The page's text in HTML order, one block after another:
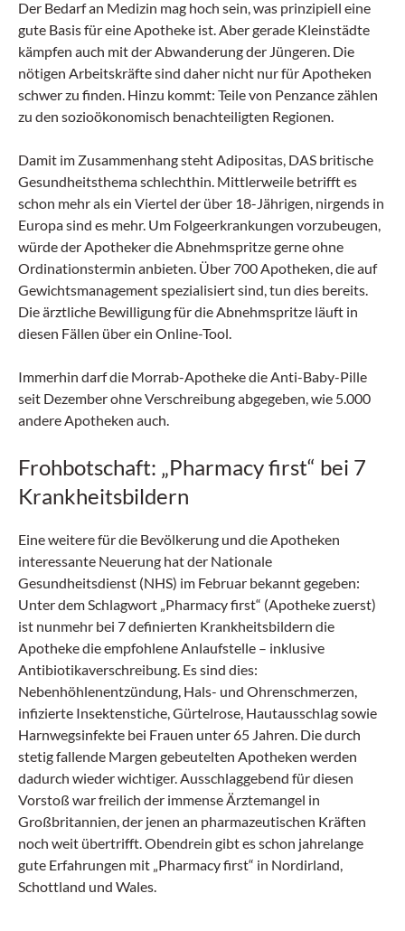
Der Bedarf an Medizin mag hoch sein, was prinzipiell eine
gute Basis für eine Apotheke ist. Aber gerade Kleinstädte
kämpfen auch mit der Abwanderung der Jüngeren. Die
nötigen Arbeitskräfte sind daher nicht nur für Apotheken
schwer zu finden. Hinzu kommt: Teile von Penzance zählen
zu den sozioökonomisch benachteiligten Regionen.
Damit im Zusammenhang steht Adipositas, DAS britische
Gesundheitsthema schlechthin. Mittlerweile betrifft es
schon mehr als ein Viertel der über 18-Jährigen, nirgends in
Europa sind es mehr. Um Folgeerkrankungen vorzubeugen,
würde der Apotheker die Abnehmspritze gerne ohne
Ordinationstermin anbieten. Über 700 Apotheken, die auf
Gewichtsmanagement spezialisiert sind, tun dies bereits.
Die ärztliche Bewilligung für die Abnehmspritze läuft in
diesen Fällen über ein Online-Tool.
Immerhin darf die Morrab-Apotheke die Anti-Baby-Pille
seit Dezember ohne Verschreibung abgegeben, wie 5.000
andere Apotheken auch.
Frohbotschaft: „Pharmacy first“ bei 7
Krankheitsbildern
Eine weitere für die Bevölkerung und die Apotheken
interessante Neuerung hat der Nationale
Gesundheitsdienst (NHS) im Februar bekannt gegeben:
Unter dem Schlagwort „Pharmacy first“ (Apotheke zuerst)
ist nunmehr bei 7 definierten Krankheitsbildern die
Apotheke die empfohlene Anlaufstelle – inklusive
Antibiotikaverschreibung. Es sind dies:
Nebenhöhlenentzündung, Hals- und Ohrenschmerzen,
infizierte Insektenstiche, Gürtelrose, Hautausschlag sowie
Harnwegsinfekte bei Frauen unter 65 Jahren. Die durch
stetig fallende Margen gebeutelten Apotheken werden
dadurch wieder wichtiger. Ausschlaggebend für diesen
Vorstoß war freilich der immense Ärztemangel in
Großbritannien, der jenen an pharmazeutischen Kräften
noch weit übertrifft. Obendrein gibt es schon jahrelange
gute Erfahrungen mit „Pharmacy first“ in Nordirland,
Schottland und Wales.